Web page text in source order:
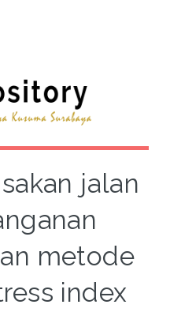
jalan
metode
index